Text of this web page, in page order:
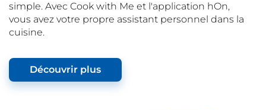
simple. Avec Cook with Me et l'application hOn,
vous avez votre propre assistant personnel dans la
cuisine.
Découvrir plus